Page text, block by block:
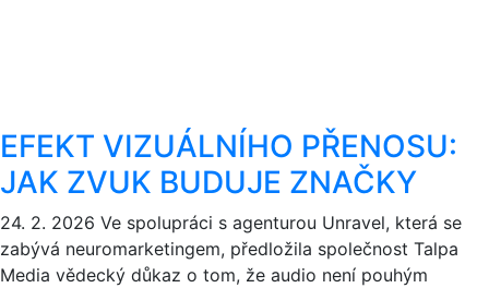
EFEKT VIZUÁLNÍHO PŘENOSU:
JAK ZVUK BUDUJE ZNAČKY
24. 2. 2026 Ve spolupráci s agenturou Unravel, která se
zabývá neuromarketingem, předložila společnost Talpa
Media vědecký důkaz o tom, že audio není pouhým